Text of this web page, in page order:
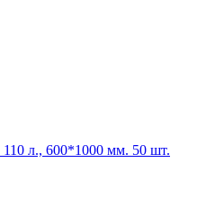
110 л., 600*1000 мм. 50 шт.